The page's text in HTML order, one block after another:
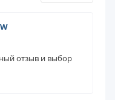
отзыв и выбор